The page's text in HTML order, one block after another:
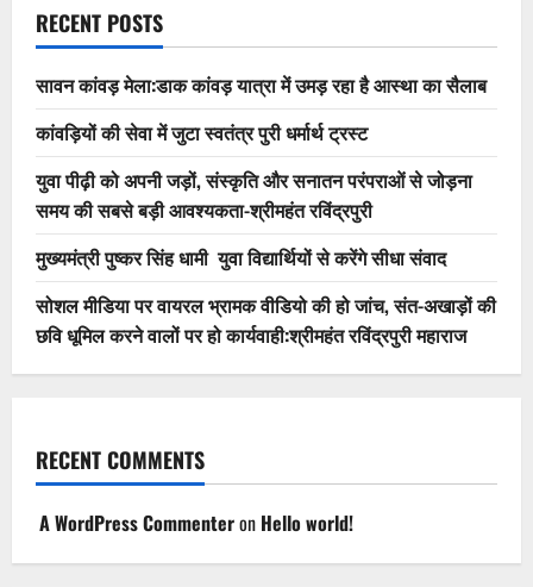
RECENT POSTS
सावन कांवड़ मेला:डाक कांवड़ यात्रा में उमड़ रहा है आस्था का सैलाब
कांवड़ियों की सेवा में जुटा स्वतंत्र पुरी धर्मार्थ ट्रस्ट
युवा पीढ़ी को अपनी जड़ों, संस्कृति और सनातन परंपराओं से जोड़ना
समय की सबसे बड़ी आवश्यकता-श्रीमहंत रविंद्रपुरी
मुख्यमंत्री पुष्कर सिंह धामी युवा विद्यार्थियों से करेंगे सीधा संवाद
सोशल मीडिया पर वायरल भ्रामक वीडियो की हो जांच, संत-अखाड़ों की
छवि धूमिल करने वालों पर हो कार्यवाही:श्रीमहंत रविंद्रपुरी महाराज
RECENT COMMENTS
A WordPress Commenteron Hello world!